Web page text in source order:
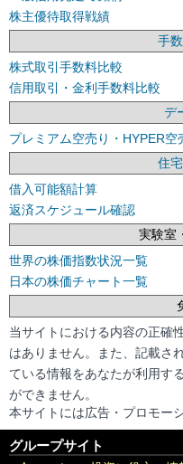
株主優待取得戦績
手
株式取引手数料比較
信用取引・金利手数料比較
デ
プレミアム空売り・HYPER空
住
借入可能額計算
返済スケジュール確認
実験室
世界の株価指数状況一覧
日本の株価チャート一覧
当サイトにおける内容の正確
はありません。また、記載さ
ている情報をあなたが利用す
ができません。
本サイトには広告・プロモー
グループサイト